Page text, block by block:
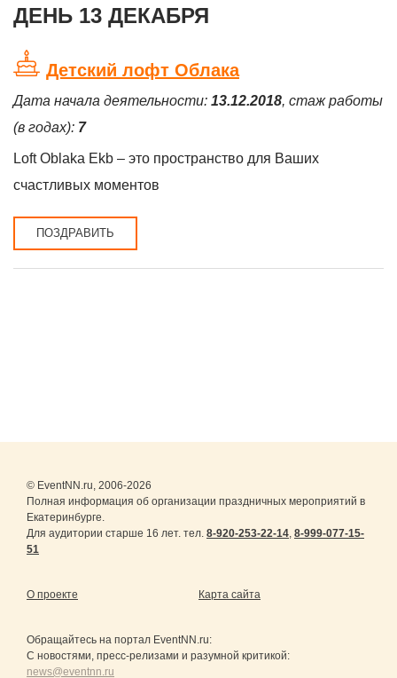
ДЕНЬ 13 ДЕКАБРЯ
Детский лофт Облака
Дата начала деятельности: 13.12.2018, стаж работы
(в годах): 7
Loft Oblaka Ekb – это пространство для Ваших
счастливых моментов
ПОЗДРАВИТЬ
© EventNN.ru, 2006-2026
Полная информация об организации праздничных мероприятий в
Екатеринбурге.
Для аудитории старше 16 лет. тел. 8-920-253-22-14, 8-999-077-15-
51
О проекте Карта сайта
Обращайтесь на портал EventNN.ru:
С новостями, пресс-релизами и разумной критикой:
news@eventnn.ru